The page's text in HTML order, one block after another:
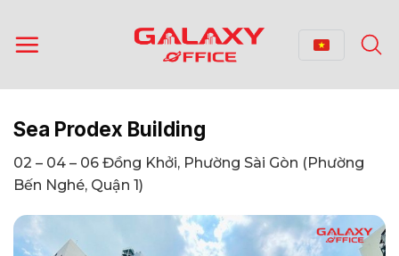
qua
nội
Sea Prodex Building
02 – 04 – 06 Đồng Khởi, Phường Sài Gòn (Phường
Bến Nghé, Quận 1)